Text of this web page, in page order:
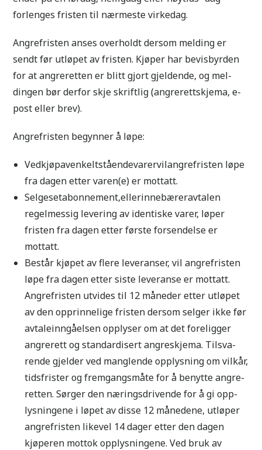
forlenges fristen til nærmeste virkedag.
Angrefristen anses overholdt dersom melding er
sendt før utløpet av fristen. Kjøper har bevisbyrden
for at angreretten er blitt gjort gjeldende, og mel-
dingen bør derfor skje skriftlig (angrerettskjema, e-
post eller brev).
Angrefristen begynner å løpe:
Vedkjøpavenkeltståendevarervilangrefristen løpe
fra dagen etter varen(e) er mottatt.
Selgesetabonnement,ellerinnebæreravtalen
regelmessig levering av identiske varer, løper
fristen fra dagen etter første forsendelse er
mottatt.
Består kjøpet av flere leveranser, vil angrefristen
løpe fra dagen etter siste leveranse er mottatt.
Angrefristen utvides til 12 måneder etter utløpet
av den opprinnelige fristen dersom selger ikke før
avtaleinngåelsen opplyser om at det foreligger
angrerett og standardisert angreskjema. Tilsva-
rende gjelder ved manglende opplysning om vilkår,
tidsfrister og fremgangsmåte for å benytte angre-
retten. Sørger den næringsdrivende for å gi opp-
lysningene i løpet av disse 12 månedene, utløper
angrefristen likevel 14 dager etter den dagen
kjøperen mottok opplysningene. Ved bruk av